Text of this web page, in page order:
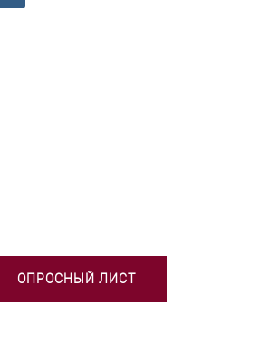
ОПРОСНЫЙ ЛИСТ